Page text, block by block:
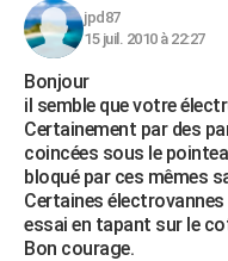
jpd87
15 juil. 2010 à 22:27
Bonjour
il semble que votre
Certainement par des
coincées sous le
bloqué par ces mêmes
Certaines
essai en tapant sur le
Bon courage.